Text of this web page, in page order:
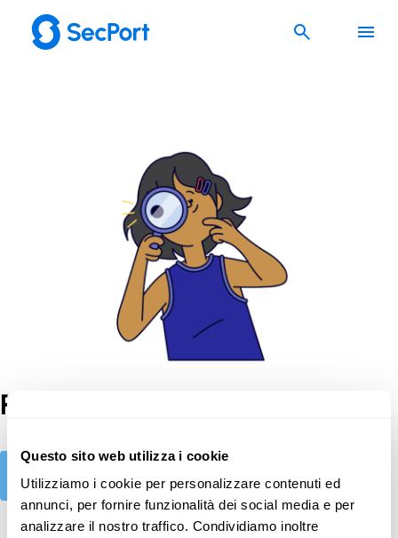
Questo sito web utilizza i cookie
Utilizziamo i cookie per personalizzare contenuti ed
annunci, per fornire funzionalità dei social media e per
analizzare il nostro traffico. Condividiamo inoltre
Protezione dei dati
Explore